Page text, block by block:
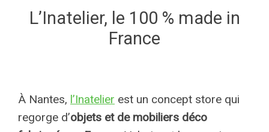
L’Inatelier, le 100 % made in
France
À Nantes, l’Inatelier est un concept store qui
regorge d’objets et de mobiliers déco